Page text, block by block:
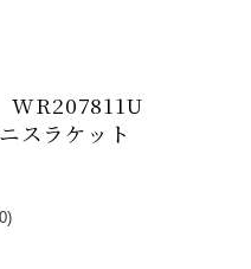
WR207811U
スラケット